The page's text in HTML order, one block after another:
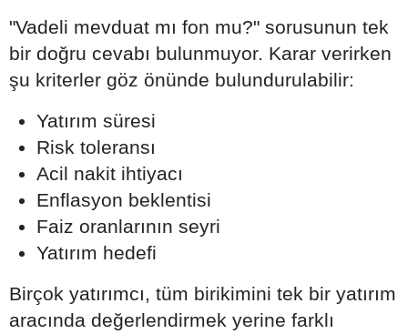
"Vadeli mevduat mı fon mu?" sorusunun tek
bir doğru cevabı bulunmuyor. Karar verirken
şu kriterler göz önünde bulundurulabilir:
Yatırım süresi
Risk toleransı
Acil nakit ihtiyacı
Enflasyon beklentisi
Faiz oranlarının seyri
Yatırım hedefi
Birçok yatırımcı, tüm birikimini tek bir yatırım
aracında değerlendirmek yerine farklı